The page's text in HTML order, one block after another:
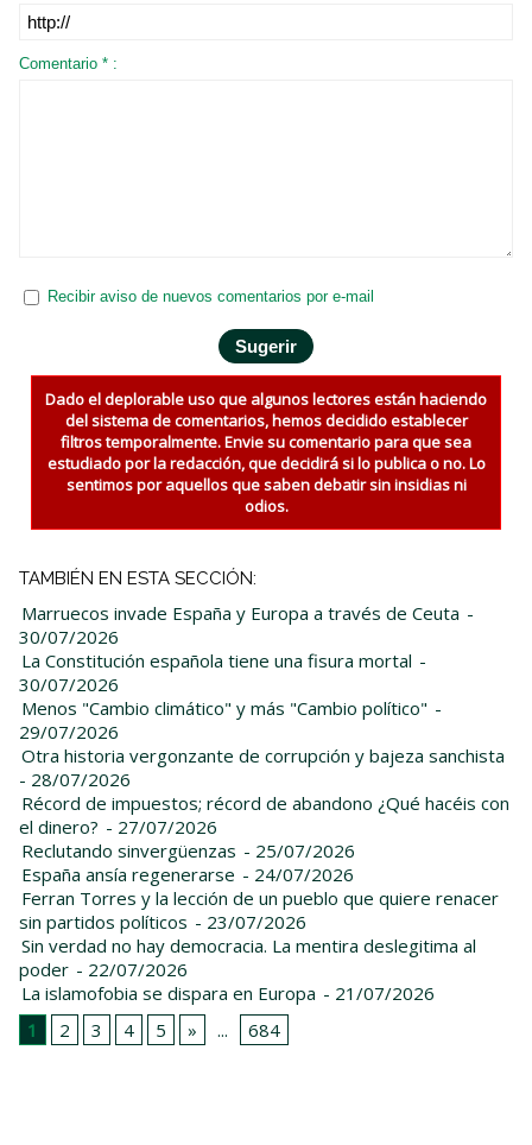
Comentario * :
Recibir aviso de nuevos comentarios por e-mail
Dado el deplorable uso que algunos lectores están haciendo
del sistema de comentarios, hemos decidido establecer
filtros temporalmente. Envie su comentario para que sea
estudiado por la redacción, que decidirá si lo publica o no. Lo
sentimos por aquellos que saben debatir sin insidias ni
odios.
TAMBIÉN EN ESTA SECCIÓN:
Marruecos invade España y Europa a través de Ceuta -
30/07/2026
La Constitución española tiene una fisura mortal -
30/07/2026
Menos "Cambio climático" y más "Cambio político" -
29/07/2026
Otra historia vergonzante de corrupción y bajeza sanchista
- 28/07/2026
Récord de impuestos; récord de abandono ¿Qué hacéis con
el dinero? - 27/07/2026
Reclutando sinvergüenzas - 25/07/2026
España ansía regenerarse - 24/07/2026
Ferran Torres y la lección de un pueblo que quiere renacer
sin partidos políticos - 23/07/2026
Sin verdad no hay democracia. La mentira deslegitima al
poder - 22/07/2026
La islamofobia se dispara en Europa - 21/07/2026
1
2 3 4 5 » ... 684